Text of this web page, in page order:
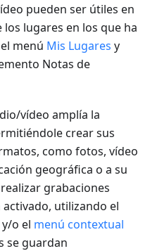
pueden ser útiles en
lugares en los que ha
menú Mis Lugares y
Notas de
vídeo amplía la
crear sus
como fotos, vídeo
geográfica o a su
grabaciones
utilizando el
y/o el menú contextual
se guardan